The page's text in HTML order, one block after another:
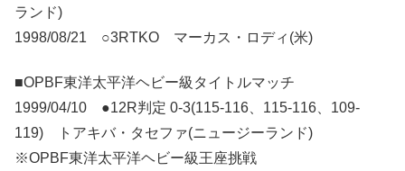
ランド)
1998/08/21 ○3RTKO マーカス・ロディ(米)
■OPBF東洋太平洋ヘビー級タイトルマッチ
1999/04/10 ●12R判定 0-3(115-116、115-116、109-
119) トアキバ・タセファ(ニュージーランド)
※OPBF東洋太平洋ヘビー級王座挑戦